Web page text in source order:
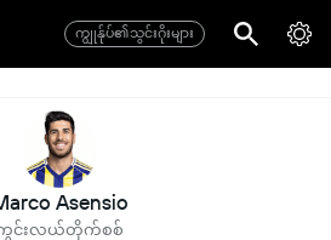
ကျွုန်ုပ်၏သွင်းဂိုးများ
Asensio
င်းလယ်တိုက်စစ်